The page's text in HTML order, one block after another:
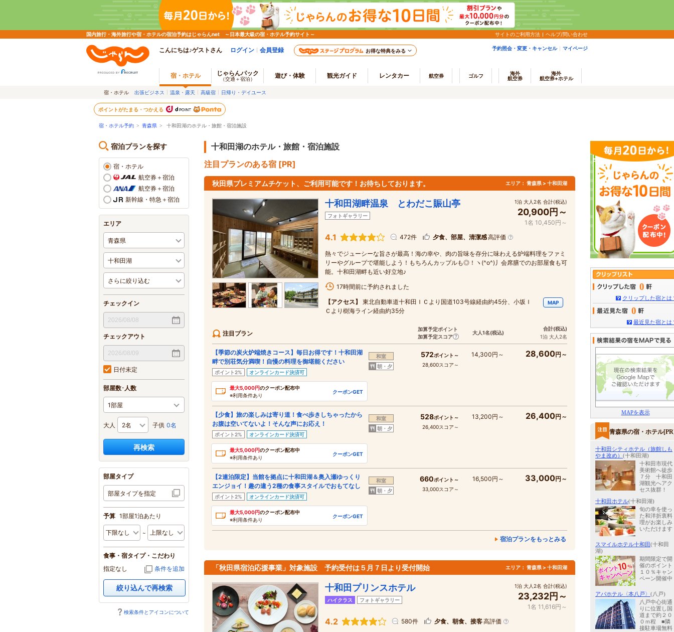
国内旅行・海外旅行や宿・ホテルの宿泊予約はじゃらんnet ～日本最大級の宿・ホテル予約サイト～ サイトのご利用方法 ヘルプ/問い合わせ
こんにちは♪ゲストさん ログイン 会員登録 お得な特典をみる 予約照会・変更・キャンセル マイページ
宿・ホテル じゃらんパック
（交通＋宿泊） 遊び・体験 観光ガイド レンタカー 航空券 ゴルフ
海外
航空券
海外
航空券+ホテル
宿・ホテル 出張ビジネス 温泉・露天 高級宿 日帰り・デイユース
ポイントがたまる・つかえる
宿・ホテル予約 > 青森県 > 十和田湖のホテル・旅館・宿泊施設
宿泊プランを探す
宿・ホテル
航空券＋宿泊
航空券＋宿泊
新幹線・特急＋宿泊
エリア
チェックイン
チェックアウト
日付未定
部屋数･人数
大人 子供 0名
再検索
部屋タイプ
部屋タイプを指定
予算 1部屋1泊あたり
食事・宿タイプ・こだわり
指定なし
条件を追加
絞り込んで再検索
検索条件とアイコンについて
十和田湖のホテル・旅館・宿泊施設
注目プランのある宿 [PR]
秋田県プレミアムチケット、ご利用可能です！お待ちしております。 エリア： 青森県 > 十和田湖
十和田湖畔温泉 とわだこ賑山亭
フォトギャラリー
1泊 大人2名 合計(税込)
20,900円～
1名 10,450円～
4.1 472件 夕食、部屋、清潔感高評価
熱々でジューシーな旨さが最高！海の幸や、肉の旨味を存分に味わえる炉端料理をファミ
リーやグループで堪能しよう！もちろんカップルも◎！ヽ(^o^)丿会席膳でのお部屋食も可
能。十和田湖畔も近い好立地♪
17時間前に予約されました
【アクセス】
東北自動車道十和田ＩＣより国道103号線経由約45分、小坂Ｉ
Ｃより樹海ライン経由約35分
MAP
注目プラン
加算予定ポイント
加算予定スコア
大人1名(税込)
合計(税込)
1泊 大人2名
【季節の炭火炉端焼きコース】毎日お得です！十和田湖
畔で別荘気分満喫！自慢の料理を御堪能ください
ポイント2% オンラインカード決済可
最大5,000円のクーポン配布中
※利用条件あり
クーポンGET
和室
朝・夕
572ポイント～
28,600スコア～
14,300円～ 28,600円～
【少食】旅の楽しみは寄り道！食べ歩きしちゃったから
お腹は空いてないよ！そんな声にお応え！
ポイント2% オンラインカード決済可
最大5,000円のクーポン配布中
※利用条件あり
クーポンGET
和室
朝・夕
528ポイント～
26,400スコア～
13,200円～ 26,400円～
【2連泊限定】当館を拠点に十和田湖＆奥入瀬ゆっくり
エンジョイ！趣の違う2種の食事スタイルでおもてなし
ポイント2% オンラインカード決済可
最大5,000円のクーポン配布中
※利用条件あり
クーポンGET
和室
朝・夕
660ポイント～
33,000スコア～
16,500円～ 33,000円～
宿泊プランをもっとみる
「秋田県宿泊応援事業」対象施設 予約受付は５月７日より受付開始 エリア： 青森県 > 十和田湖
十和田プリンスホテル
ハイクラス フォトギャラリー
1泊 大人2名 合計(税込)
23,232円～
1名 11,616円～
4.2 580件 夕食、朝食、接客高評価
0
クリップした宿とは
0
最近見た宿とは
MAPを表示
青森県の宿・ホテル
十和田シティホテル（旅館しも
やま改め） (十和田湖)
十和田市現代
美術館へ徒歩
７分 十和田
湖観光へアク
セス抜群！
十和田ホテル(十和田湖)
旬の幸を使っ
た和洋折衷料
理がお楽しみ
いただけます
スマイルホテル十和田(十和田
湖)
期間限定で開
催のポイント
１０％キャン
ペーン開催中
アパホテル〈本八戸〉 (八戸)
八戸中心街通
りに位置し国
道まで約２０
０ｍ程 ■隣
接駐車場無料